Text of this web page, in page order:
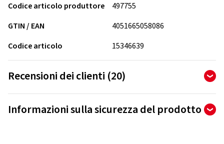
Codice articolo produttore
497755
GTIN / EAN
4051665058086
Codice articolo
15346639
Recensioni dei clienti (20)
4,75
di 20 recensioni totali
Informazioni sulla sicurezza del prodotto